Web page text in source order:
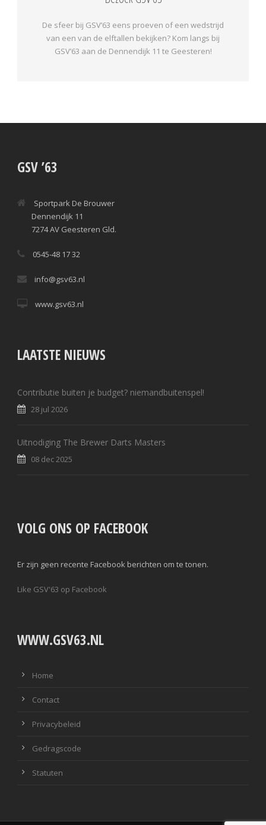
De sfeer bij GSV’63 eens proeven of een wedstrijd
van een van de elftallen bekijken? Kom langs bij
GSV’63 aan de Dennendijk 11 te Geesteren!
GSV ’63
Sportpark De Brouwer
Dennendijk 11
7274 AV Geesteren Gld.
0545-48 17 32
info@gsv63.nl
www.gsv63.nl
LAATSTE NIEUWS
Contributie buiten je budget? niemandbuitenspel!
28 jul 2026
Uitnodiging The Brewer Darts Masters
08 dec 2025
VOLG ONS OP FACEBOOK
Er zijn geen recente Facebook berichten om te tonen.
Like GSV'63 op Facebook
WWW.GSV63.NL
Home
Contact
Privacybeleid
Gedragscode
Statuten